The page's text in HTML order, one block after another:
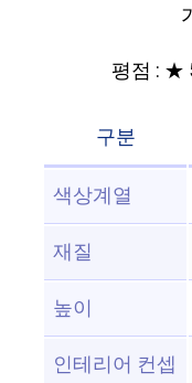
평점 : ★
구분
색상계열
재질
높이
인테리어 컨셉